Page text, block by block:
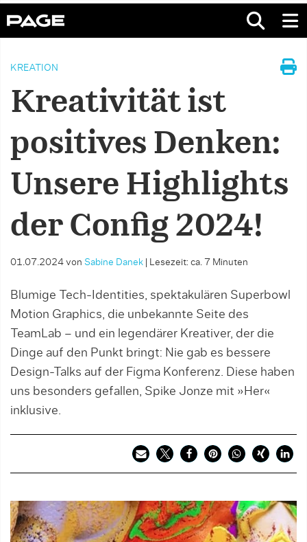
KREATION
Kreativität ist
positives Denken:
Unsere Highlights
der Config 2024!
01.07.2024 von Sabine Danek Lesezeit: ca. 7 Minuten
Blumige Tech-Identities, spektakulären Superbowl
Motion Graphics, die unbekannte Seite des
TeamLab – und ein legendärer Kreativer, der die
Dinge auf den Punkt bringt: Nie gab es bessere
Design-Talks auf der Figma Konferenz. Diese haben
uns besonders gefallen, Spike Jonze mit »Her«
inklusive.